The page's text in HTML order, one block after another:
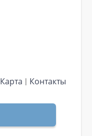
Карта Контакты